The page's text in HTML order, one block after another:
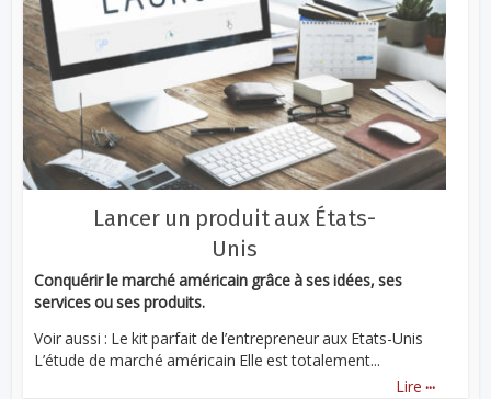
Lancer un produit aux États-
Unis
Conquérir le marché américain grâce à ses idées, ses
services ou ses produits.
Voir aussi : Le kit parfait de l’entrepreneur aux Etats-Unis
L’étude de marché américain Elle est totalement...
Lire ...